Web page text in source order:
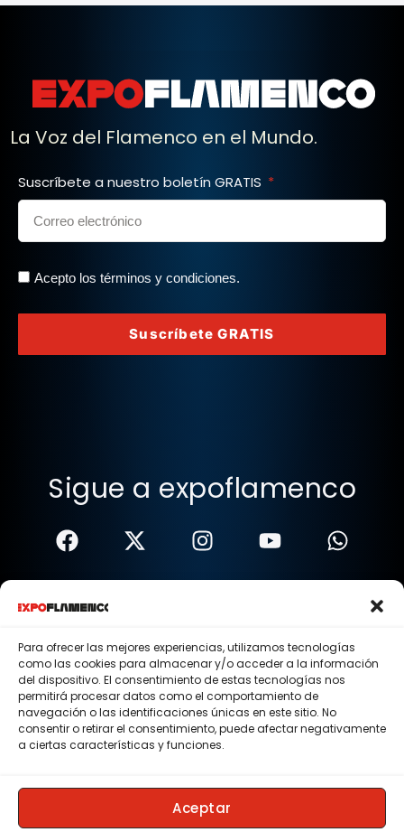
Para ofrecer las mejores experiencias, utilizamos tecnologías
como las cookies para almacenar y/o acceder a la información
del dispositivo. El consentimiento de estas tecnologías nos
permitirá procesar datos como el comportamiento de
navegación o las identificaciones únicas en este sitio. No
consentir o retirar el consentimiento, puede afectar negativamente
a ciertas características y funciones.
Aceptar
La Voz del Flamenco en el Mundo.
Suscríbete a nuestro boletín GRATIS
Acepto los términos y condiciones.
Suscríbete GRATIS
Sigue a expoflamenco
Términos Y Condiciones
Política De Privacidad
Política De Cookies
Aviso Legal
© 2015 - 2026 . Todos los derechos reservados.
Contacto